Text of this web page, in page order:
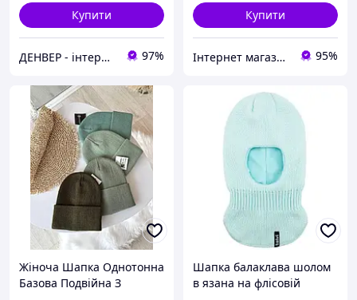
Купити
ДЕНВЕР - інтернет-магазин преміальної якості та доступних цін! 97%
Купити
Інтернет магазин GRAND-TREND 95%
Жіноча Шапка Однотонна
Базова Подвійна З
Шапка балаклава шолом
в язана на флісовій